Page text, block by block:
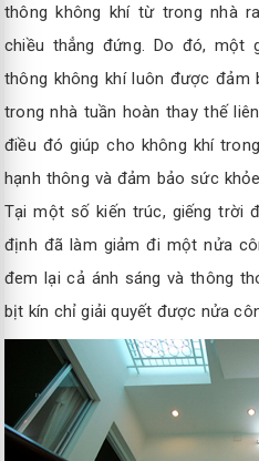
thông không khí từ trong nhà
chiều thẳng đứng. Do đó, một
thông không khí luôn được đảm
trong nhà tuần hoàn thay thế
điều đó giúp cho không khí
hạnh thông và đảm bảo sức
Tại một số kiến trúc, giếng trời
định đã làm giảm đi một nửa
đem lại cả ánh sáng và thông
bịt kín chỉ giải quyết được nửa